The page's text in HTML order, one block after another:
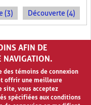
(3) Découverte (4)
AFIN DE
NAVIGATION.
des témoins de connexion
offrir une meilleure
site, vous acceptez
spécifiées aux conditions